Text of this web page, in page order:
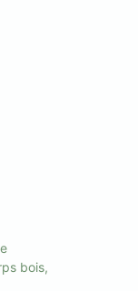
bois,